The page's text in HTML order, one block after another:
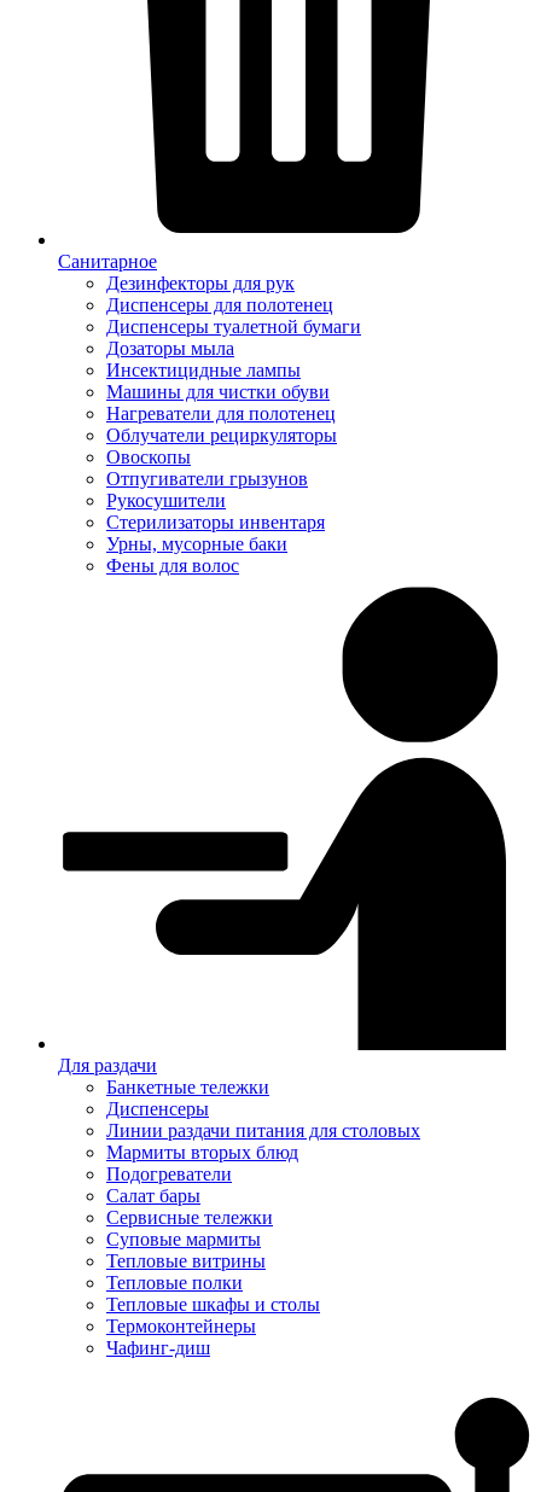
Санитарное
Дезинфекторы для рук
Диспенсеры для полотенец
Диспенсеры туалетной бумаги
Дозаторы мыла
Инсектицидные лампы
Машины для чистки обуви
Нагреватели для полотенец
Облучатели рециркуляторы
Овоскопы
Отпугиватели грызунов
Рукосушители
Стерилизаторы инвентаря
Урны, мусорные баки
Фены для волос
Для раздачи
Банкетные тележки
Диспенсеры
Линии раздачи питания для столовых
Мармиты вторых блюд
Подогреватели
Салат бары
Сервисные тележки
Суповые мармиты
Тепловые витрины
Тепловые полки
Тепловые шкафы и столы
Термоконтейнеры
Чафинг-диш